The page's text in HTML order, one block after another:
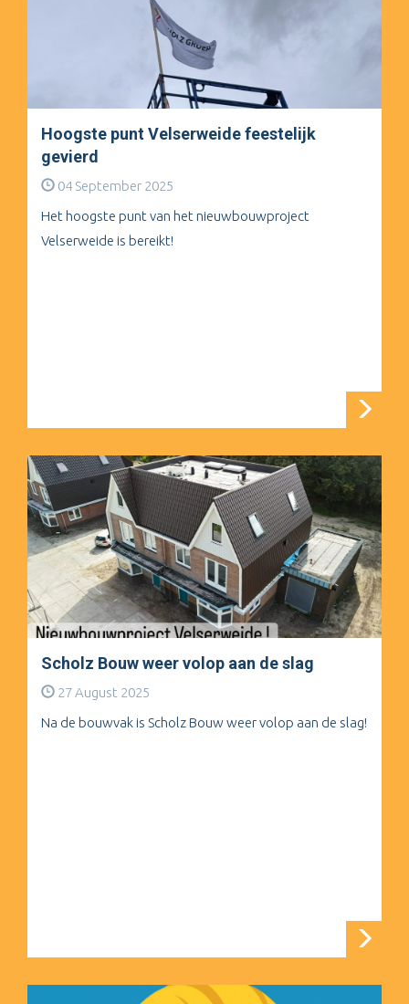
Hoogste punt Velserweide feestelijk
gevierd
04 September 2025
Het hoogste punt van het nieuwbouwproject
Velserweide is bereikt!
Scholz Bouw weer volop aan de slag
27 August 2025
Na de bouwvak is Scholz Bouw weer volop aan de slag!